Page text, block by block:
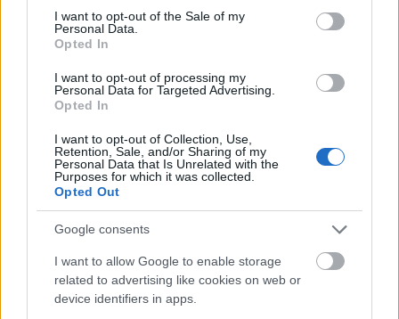
consent section.
I want to opt-out of the Sale of my
Personal Data.
Opted In
I want to opt-out of processing my
Personal Data for Targeted Advertising.
Opted In
I want to opt-out of Collection, Use,
Retention, Sale, and/or Sharing of my
Personal Data that Is Unrelated with the
Purposes for which it was collected.
Opted Out
Google consents
I want to allow Google to enable storage
related to advertising like cookies on web or
device identifiers in apps.
Με πληροφορίες από ΑΠΕ - ΜΠΕ
Ακολουθήστε τοinsider.gr στο Google News
πρώτοι όλες τις ειδήσειςαπό την Ελλάδα και τον κόσμο.